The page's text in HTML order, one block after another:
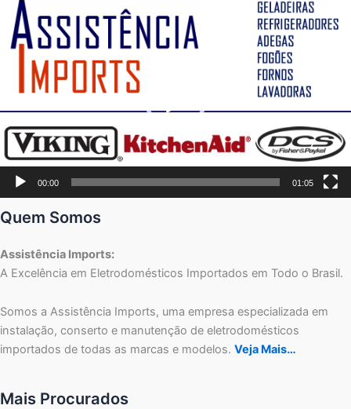
Tocador
vídeo
00:00 01:05
Quem Somos
Assistência Imports:
A Excelência em Eletrodomésticos Importados em Todo o Brasil.
Somos a Assistência Imports, uma empresa especializada em
instalação, conserto e manutenção de eletrodomésticos
importados de todas as marcas e modelos. Veja Mais…
Mais Procurados